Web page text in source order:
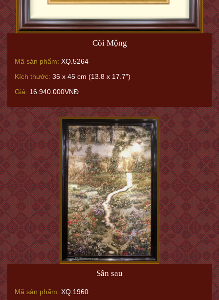
Cõi Mộng
Mã sản phẩm: XQ.5264
Kích thước: 35 x 45 cm (13.8 x 17.7")
Giá: 16.940.000VNĐ
Sân sau
Mã sản phẩm: XQ.1960